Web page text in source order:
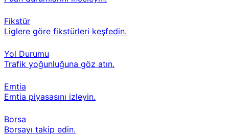
Fikstür
Liglere göre fikstürleri keşfedin.
Yol Durumu
Trafik yoğunluğuna göz atın.
Emtia
Emtia piyasasını izleyin.
Borsa
Borsayı takip edin.